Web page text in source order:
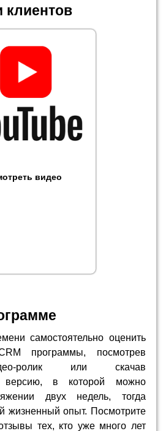
видео
самостоятельно оценить
программы, посмотрев
ролик или скачав
версию, в которой можно
двух недель, тогда
жизненный опыт. Посмотрите
тех, кто уже много лет